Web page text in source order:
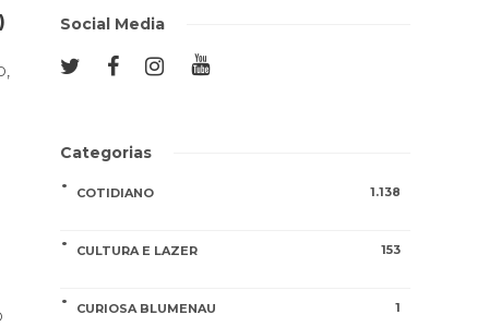
Social Media
Categorias
COTIDIANO 1.138
CULTURA E LAZER 153
CURIOSA BLUMENAU 1